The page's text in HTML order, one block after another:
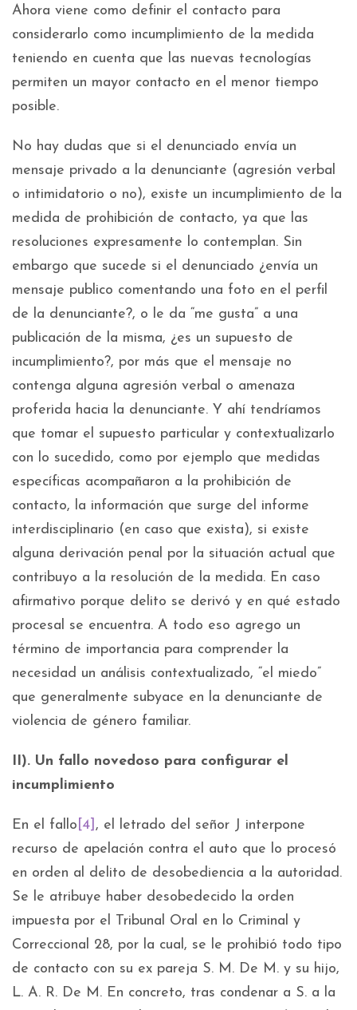
Ahora viene como definir el contacto para
considerarlo como incumplimiento de la medida
teniendo en cuenta que las nuevas tecnologías
permiten un mayor contacto en el menor tiempo
posible.
No hay dudas que si el denunciado envía un
mensaje privado a la denunciante (agresión verbal
o intimidatorio o no), existe un incumplimiento de la
medida de prohibición de contacto, ya que las
resoluciones expresamente lo contemplan. Sin
embargo que sucede si el denunciado ¿envía un
mensaje publico comentando una foto en el perfil
de la denunciante?, o le da “me gusta” a una
publicación de la misma, ¿es un supuesto de
incumplimiento?, por más que el mensaje no
contenga alguna agresión verbal o amenaza
proferida hacia la denunciante. Y ahí tendríamos
que tomar el supuesto particular y contextualizarlo
con lo sucedido, como por ejemplo que medidas
específicas acompañaron a la prohibición de
contacto, la información que surge del informe
interdisciplinario (en caso que exista), si existe
alguna derivación penal por la situación actual que
contribuyo a la resolución de la medida. En caso
afirmativo porque delito se derivó y en qué estado
procesal se encuentra. A todo eso agrego un
término de importancia para comprender la
necesidad un análisis contextualizado, “el miedo”
que generalmente subyace en la denunciante de
violencia de género familiar.
II). Un fallo novedoso para configurar el
incumplimiento
En el fallo [4] , el letrado del señor J interpone
recurso de apelación contra el auto que lo procesó
en orden al delito de desobediencia a la autoridad.
Se le atribuye haber desobedecido la orden
impuesta por el Tribunal Oral en lo Criminal y
Correccional 28, por la cual, se le prohibió todo tipo
de contacto con su ex pareja S. M. De M. y su hijo,
L. A. R. De M. En concreto, tras condenar a S. a la